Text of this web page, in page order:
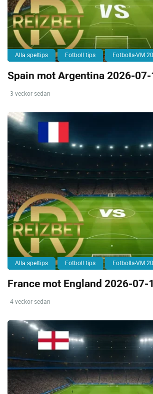
Alla speltips Fotboll tips Fotbolls-VM
Spain mot Argentina 2026-07-
3 veckor sedan
Alla speltips Fotboll tips Fotbolls-VM
France mot England 2026-07-
4 veckor sedan